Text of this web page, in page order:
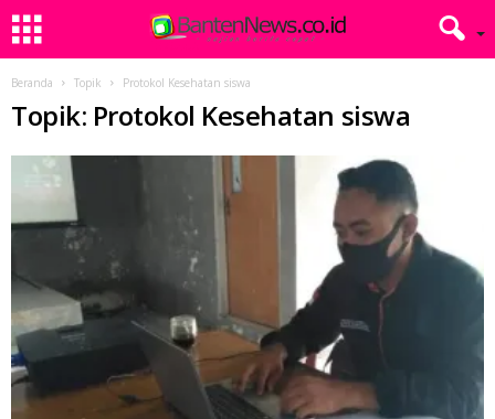
Beranda Topik Protokol Kesehatan siswa
Topik: Protokol Kesehatan siswa